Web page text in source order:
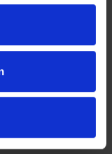
4
registrados